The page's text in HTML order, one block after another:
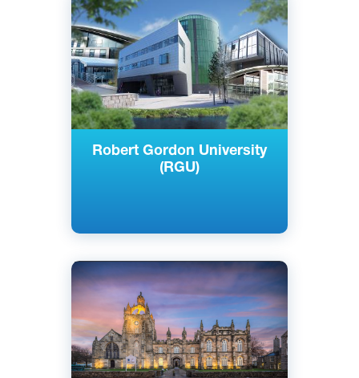
Robert Gordon University
(RGU)
Расположение – Абердин,
Шотландия
Государственный
Английский
Абердин, Шотландия
Государственный